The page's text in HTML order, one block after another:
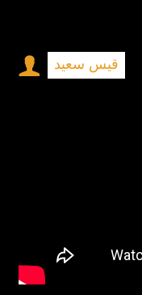
قيس سعيد